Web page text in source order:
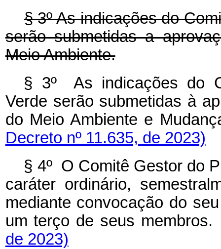
§ 3º As indicações do
serão submetidas a
Meio Ambiente.
§ 3º As indicações do
Verde serão submetidas à
do Meio Ambiente e
Decreto nº 11.635, de 2023)
§ 4º O Comitê Gestor do
caráter ordinário,
mediante convocação do
um terço de seus
de 2023)